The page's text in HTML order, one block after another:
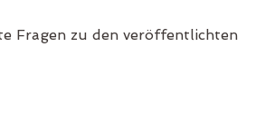
Fragen zu den veröffentlichten